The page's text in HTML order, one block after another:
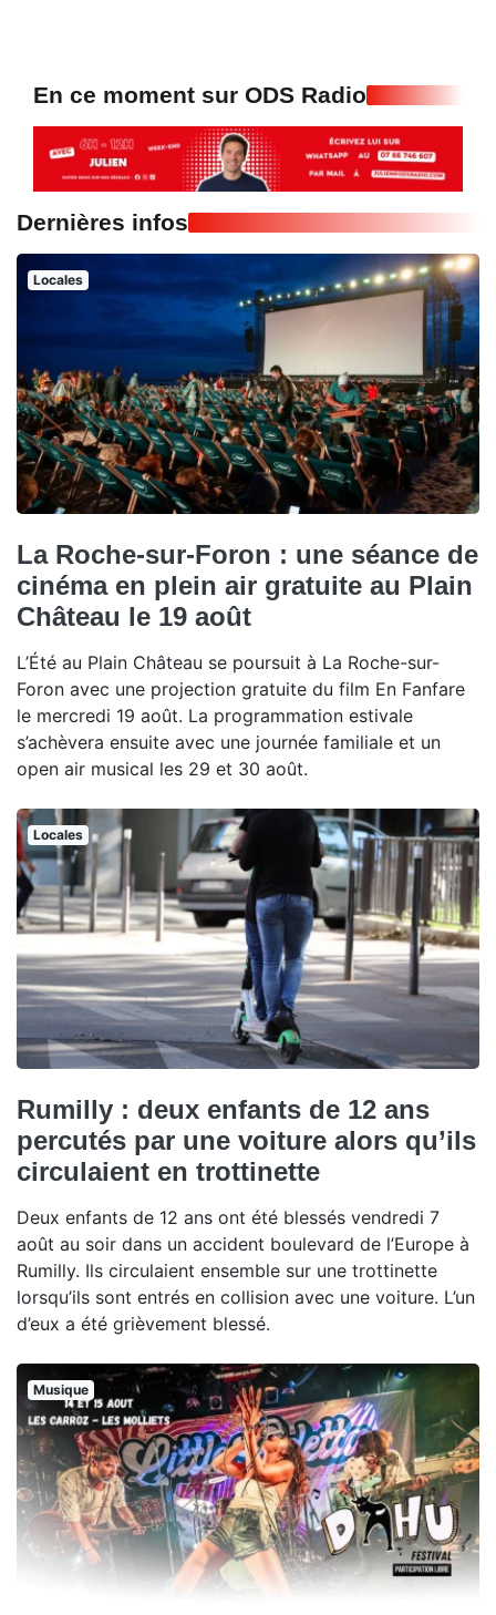
En ce moment sur ODS Radio
Dernières infos
Locales
La Roche-sur-Foron : une séance de
cinéma en plein air gratuite au Plain
Château le 19 août
L’Été au Plain Château se poursuit à La Roche-sur-
Foron avec une projection gratuite du film En Fanfare
le mercredi 19 août. La programmation estivale
s’achèvera ensuite avec une journée familiale et un
open air musical les 29 et 30 août.
Locales
Rumilly : deux enfants de 12 ans
percutés par une voiture alors qu’ils
circulaient en trottinette
Deux enfants de 12 ans ont été blessés vendredi 7
août au soir dans un accident boulevard de l’Europe à
Rumilly. Ils circulaient ensemble sur une trottinette
lorsqu’ils sont entrés en collision avec une voiture. L’un
d’eux a été grièvement blessé.
Musique